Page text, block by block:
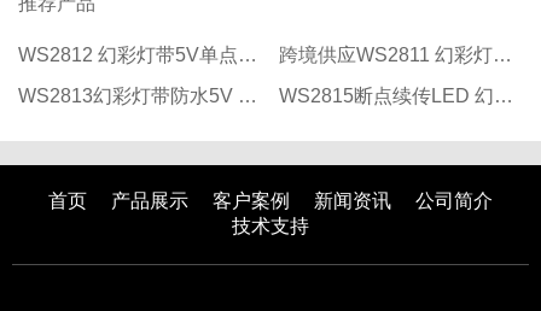
WS2812 幻彩灯带5V单点单控低压防水 led灯带 rgb灯带 全彩灯条
跨境供应WS2811 幻彩灯带可编程跑马流水RGB灯条三灯一控 LED灯带
WS2813幻彩灯带防水5V RGB跑马灯条工程亮化断点续传LED 全彩灯带
WS2815断点续传LED 幻彩灯带12V工程亮化单点单控防水RGB全彩灯条
首页 产品展示 客户案例 新闻资讯
公司简介
技术支持